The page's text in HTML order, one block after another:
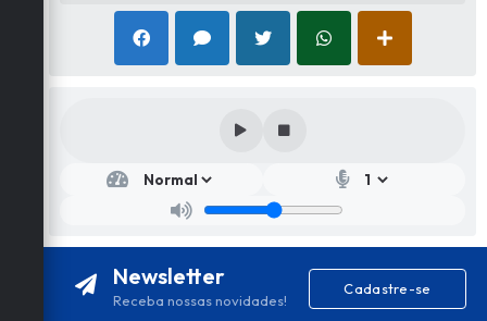
Newsletter
Receba nossas novidades!
Cadastre-se